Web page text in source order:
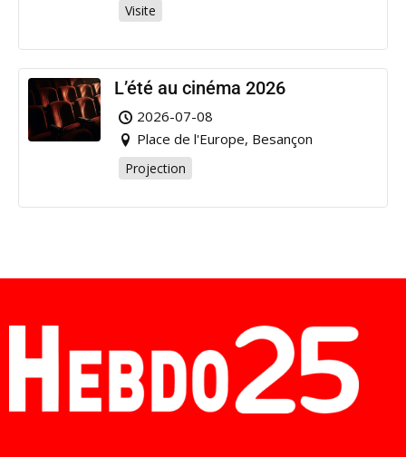
Visite
L’été au cinéma 2026
2026-07-08
Place de l'Europe, Besançon
Projection